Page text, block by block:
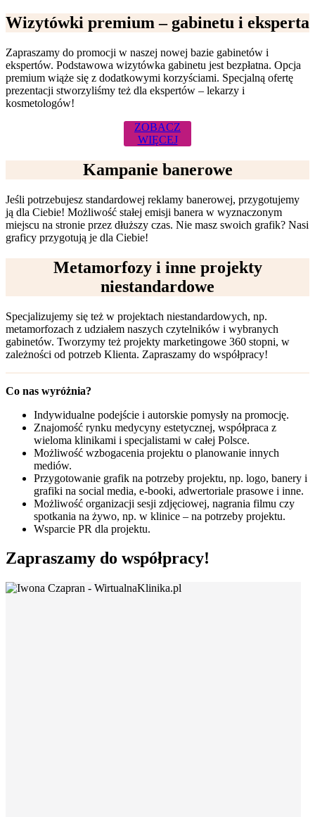
Wizytówki premium – gabinetu i eksperta
Zapraszamy do promocji w naszej nowej bazie gabinetów i
ekspertów. Podstawowa wizytówka gabinetu jest bezpłatna. Opcja
premium wiąże się z dodatkowymi korzyściami. Specjalną ofertę
prezentacji stworzyliśmy też dla ekspertów – lekarzy i
kosmetologów!
ZOBACZ
WIĘCEJ
Kampanie banerowe
Jeśli potrzebujesz standardowej reklamy banerowej, przygotujemy
ją dla Ciebie! Możliwość stałej emisji banera w wyznaczonym
miejscu na stronie przez dłuższy czas. Nie masz swoich grafik? Nasi
graficy przygotują je dla Ciebie!
Metamorfozy i inne projekty
niestandardowe
Specjalizujemy się też w projektach niestandardowych, np.
metamorfozach z udziałem naszych czytelników i wybranych
gabinetów. Tworzymy też projekty marketingowe 360 stopni, w
zależności od potrzeb Klienta. Zapraszamy do współpracy!
Co nas wyróżnia?
Indywidualne podejście i autorskie pomysły na promocję.
Znajomość rynku medycyny estetycznej, współpraca z
wieloma klinikami i specjalistami w całej Polsce.
Możliwość wzbogacenia projektu o planowanie innych
mediów.
Przygotowanie grafik na potrzeby projektu, np. logo, banery i
grafiki na social media, e-booki, adwertoriale prasowe i inne.
Możliwość organizacji sesji zdjęciowej, nagrania filmu czy
spotkania na żywo, np. w klinice – na potrzeby projektu.
Wsparcie PR dla projektu.
Zapraszamy do współpracy!